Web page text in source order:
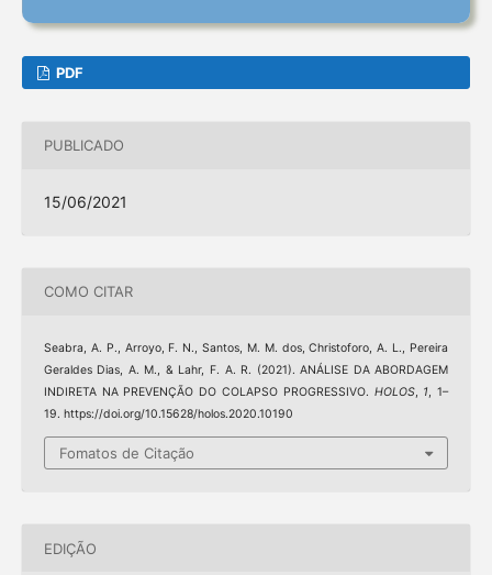
PDF
PUBLICADO
15/06/2021
COMO CITAR
Seabra, A. P., Arroyo, F. N., Santos, M. M. dos, Christoforo, A. L., Pereira
Geraldes Dias, A. M., & Lahr, F. A. R. (2021). ANÁLISE DA ABORDAGEM
INDIRETA NA PREVENÇÃO DO COLAPSO PROGRESSIVO. HOLOS, 1, 1–
19. https://doi.org/10.15628/holos.2020.10190
Fomatos de Citação
EDIÇÃO